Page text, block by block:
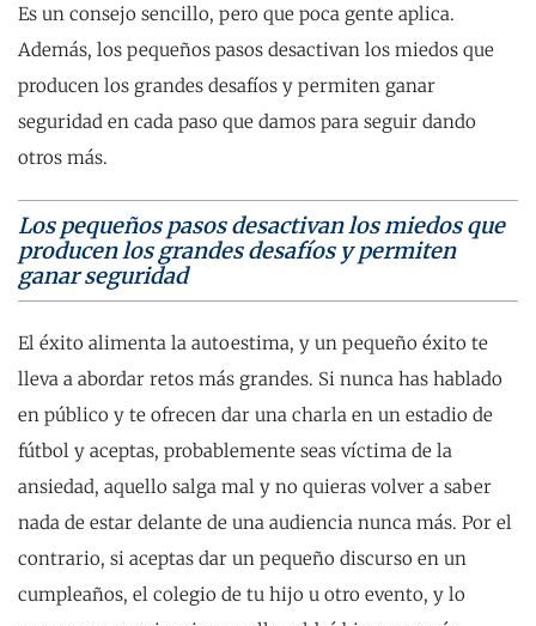
Es un consejo sencillo, pero que poca gente aplica.
Además, los pequeños pasos desactivan los miedos que
producen los grandes desafíos y permiten ganar
seguridad en cada paso que damos para seguir dando
otros más.
Los pequeños pasos desactivan los miedos que
producen los grandes desafíos y permiten
ganar seguridad
El éxito alimenta la autoestima, y un pequeño éxito te
lleva a abordar retos más grandes. Si nunca has hablado
en público y te ofrecen dar una charla en un estadio de
fútbol y aceptas, probablemente seas víctima de la
ansiedad, aquello salga mal y no quieras volver a saber
nada de estar delante de una audiencia nunca más. Por el
contrario, si aceptas dar un pequeño discurso en un
cumpleaños, el colegio de tu hijo u otro evento, y lo